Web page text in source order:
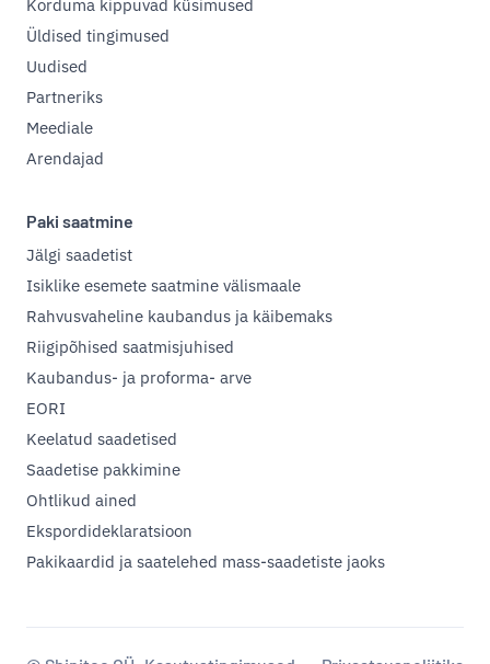
Korduma kippuvad küsimused
Üldised tingimused
Uudised
Partneriks
Meediale
Arendajad
Paki saatmine
Jälgi saadetist
Isiklike esemete saatmine välismaale
Rahvusvaheline kaubandus ja käibemaks
Riigipõhised saatmisjuhised
Kaubandus- ja proforma- arve
EORI
Keelatud saadetised
Saadetise pakkimine
Ohtlikud ained
Ekspordideklaratsioon
Pakikaardid ja saatelehed mass-saadetiste jaoks